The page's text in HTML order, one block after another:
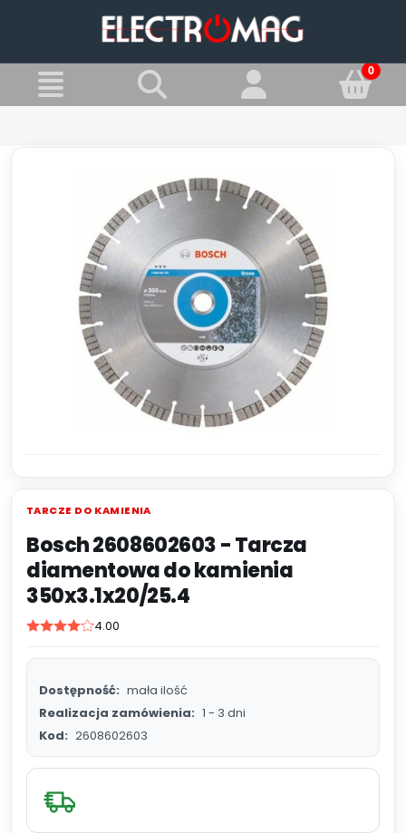
Tarcze do kamienia
TARCZE DO KAMIENIA
Bosch 2608602603 - Tarcza
diamentowa do kamienia
350x3.1x20/25.4
4.00
Dostępność: mała ilość
Realizacja zamówienia: 1 - 3 dni
Kod: 2608602603